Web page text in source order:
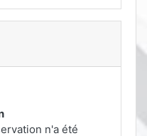
n'a été